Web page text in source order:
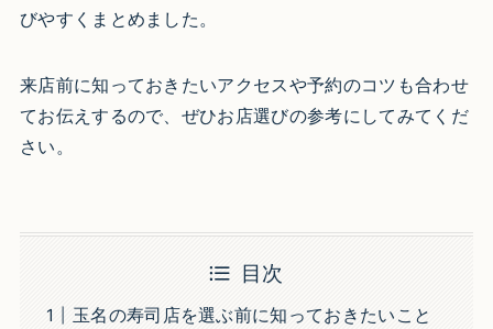
びやすくまとめました。
来店前に知っておきたいアクセスや予約のコツも合わせ
てお伝えするので、ぜひお店選びの参考にしてみてくだ
さい。
目次
玉名の寿司店を選ぶ前に知っておきたいこと